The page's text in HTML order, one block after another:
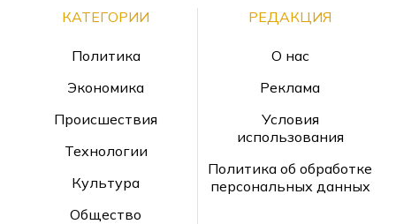
КАТЕГОРИИ
Политика
Экономика
Происшествия
Технологии
Культура
Общество
РЕДАКЦИЯ
О нас
Реклама
Условия
использования
Политика об обработке
персональных данных